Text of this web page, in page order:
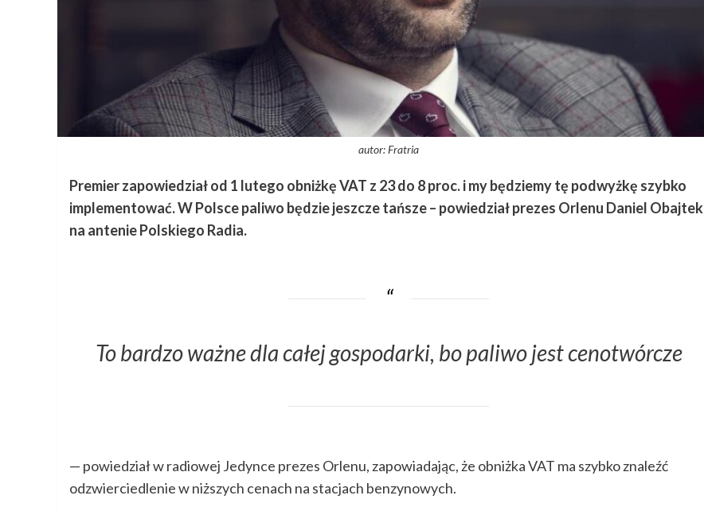
autor: Fratria
Premier zapowiedział od 1 lutego obniżkę VAT z 23 do 8 proc. i my będziemy tę podwyżkę szybko
implementować. W Polsce paliwo będzie jeszcze tańsze – powiedział prezes Orlenu Daniel Obajtek
na antenie Polskiego Radia.
To bardzo ważne dla całej gospodarki, bo paliwo jest cenotwórcze
— powiedział w radiowej Jedynce prezes Orlenu, zapowiadając, że obniżka VAT ma szybko znaleźć
odzwierciedlenie w niższych cenach na stacjach benzynowych.